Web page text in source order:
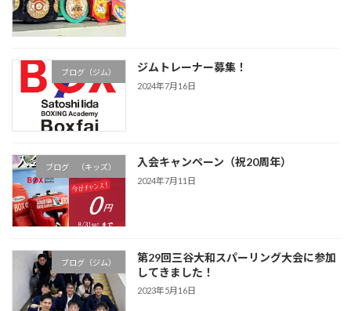
ブログ（ジム） ジムトレーナー募集！
2024年7月16日
ブログ （キッズ） 入会キャンペーン（祝20周年）
2024年7月11日
ブログ（ジム）
第29回三谷大和スパーリング大会に参加
してきました！
2023年5月16日